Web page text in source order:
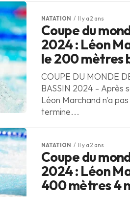
NATATION Il y a 2 ans
Coupe du
2024 : Léon
le 200 mètres
COUPE DU MONDE
BASSIN 2024 - Après
Léon Marchand n'a
termine...
NATATION Il y a 2 ans
Coupe du
2024 : Léon
400 mètres 4